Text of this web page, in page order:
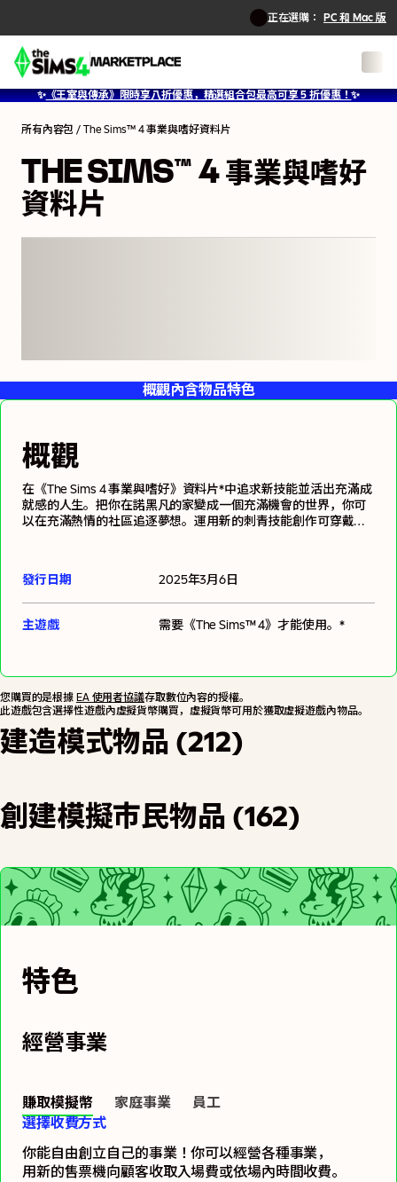
正在選購： PC 和 Mac 版
✨《王室與傳承》限時享八折優惠，精選組合包最高可享 5 折優惠！✨
所有內容包 / The Sims™ 4 事業與嗜好資料片
THE SIMS™ 4 事業與嗜好
資料片
概觀內含物品特色
概觀
在《The Sims 4 事業與嗜好》資料片*中追求新技能並活出充滿成
就感的人生。把你在諾黑凡的家變成一個充滿機會的世界，你可
以在充滿熱情的社區追逐夢想。運用新的刺青技能創作可穿戴藝
特別的東西吧。在家經營你的事業或購買小型事業場所地段、僱
用員工、決定收費方式並制定規則。
發行日期 2025年3月6日
主遊戲 需要《The Sims™ 4》才能使用。*
您購買的是根據 EA 使用者協議存取數位內容的授權。
此遊戲包含選擇性遊戲內虛擬貨幣購買，虛擬貨幣可用於獲取虛擬遊戲內物品。
建造模式物品 (212)
創建模擬市民物品 (162)
特色
經營事業
賺取模擬幣 家庭事業
員工
選擇收費方式
你能自由創立自己的事業！你可以經營各種事業，
用新的售票機向顧客收取入場費或依場內時間收費。